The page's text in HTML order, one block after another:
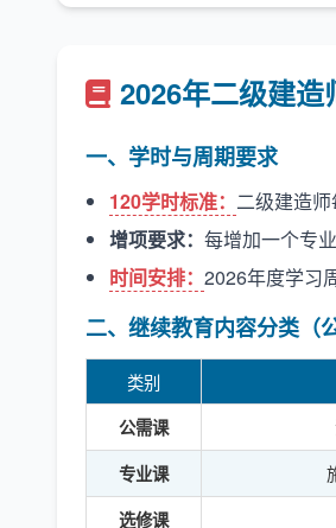
2026年二级建
一、学时与周期要求
120学时标准： 二级建造
增项要求： 每增加一个专
时间安排： 2026年度学习
二、继续教育内容分类（
类别
公需课
专业课
选修课